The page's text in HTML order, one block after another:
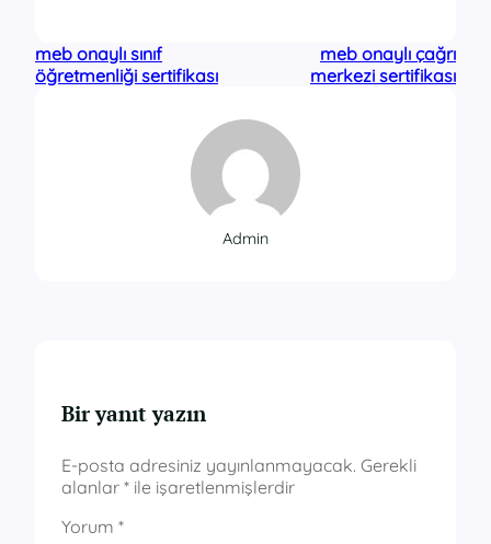
meb onaylı sınıf
öğretmenliği sertifikası
meb onaylı çağrı
merkezi sertifikası
Admin
Bir yanıt yazın
E-posta adresiniz yayınlanmayacak. Gerekli
alanlar * ile işaretlenmişlerdir
Yorum *